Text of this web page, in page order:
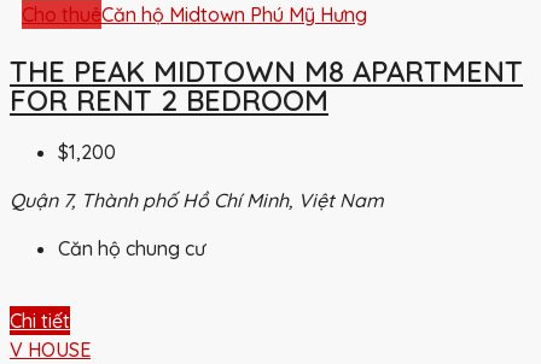
Cho thuêCăn hộ Midtown Phú Mỹ Hưng
THE PEAK MIDTOWN M8 APARTMENT
FOR RENT 2 BEDROOM
$1,200
Quận 7, Thành phố Hồ Chí Minh, Việt Nam
Căn hộ chung cư
Chi tiết
V HOUSE